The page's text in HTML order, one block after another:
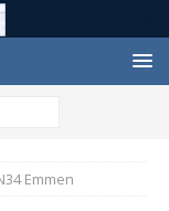
Emmen